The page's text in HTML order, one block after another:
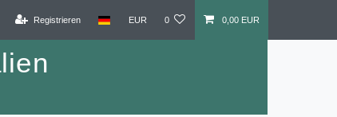
Registrieren EUR 0 0,00 EUR